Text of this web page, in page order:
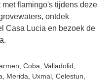
flamingo's tijdens deze
ontdek
Casa Lucia en bezoek de
, Coba , Valladolid
, Merida , Uxmal , Celestun